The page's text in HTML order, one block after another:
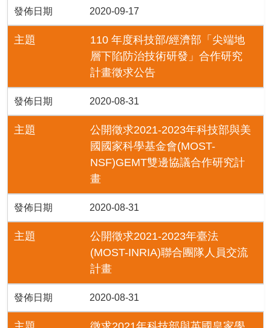
發佈日期 2020-09-17
主題
110 年度科技部/經濟部「尖端地
層下陷防治技術研發」合作研究
計畫徵求公告
發佈日期 2020-08-31
主題
公開徵求2021-2023年科技部與美
國國家科學基金會(MOST-
NSF)GEMT雙邊協議合作研究計
畫
發佈日期 2020-08-31
主題
公開徵求2021-2023年臺法
(MOST-INRIA)聯合團隊人員交流
計畫
發佈日期 2020-08-31